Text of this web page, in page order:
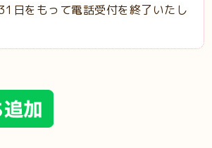
日をもって電話受付を終了いたし